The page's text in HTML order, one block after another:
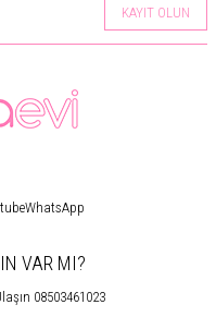
KAYIT OLUN
WhatsApp
VAR MI?
08503461023